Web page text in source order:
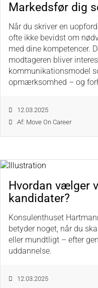
Markedsfør dig
Når du skriver en
ofte ikke bevidst om
med dine kompetencer.
modtageren bliver
kommunikationsmodel
opmærksomhed – og
12.03.2025
Af: Move On Career
Hvordan vælger
kandidater?
Konsulenthuset
betyder noget, når du
eller mundtligt – efter
uddannelse.
12.03.2025